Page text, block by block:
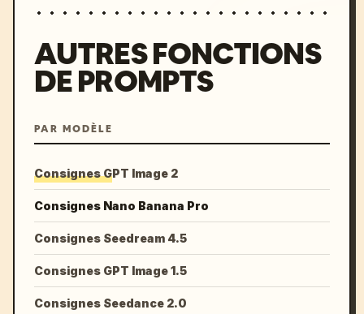
AUTRES FONCTIONS
DE PROMPTS
PAR MODÈLE
Consignes GPT Image 2
Consignes Nano Banana Pro
Consignes Seedream 4.5
Consignes GPT Image 1.5
Consignes Seedance 2.0